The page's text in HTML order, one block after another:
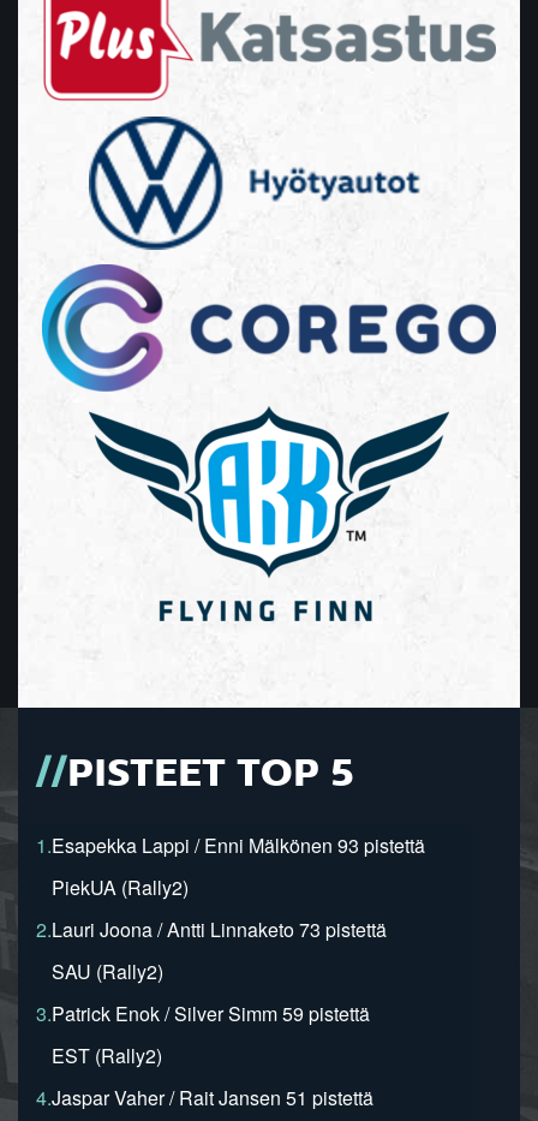
PISTEET TOP 5
1.Esapekka Lappi / Enni Mälkönen 93 pistettä
PiekUA (Rally2)
2.Lauri Joona / Antti Linnaketo 73 pistettä
SAU (Rally2)
3.Patrick Enok / Silver Simm 59 pistettä
EST (Rally2)
4.Jaspar Vaher / Rait Jansen 51 pistettä